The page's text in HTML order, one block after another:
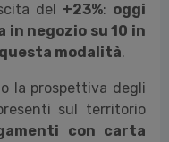
del +23%: oggi
in negozio su 10 in
modalità.
la prospettiva degli
sul territorio
con carta